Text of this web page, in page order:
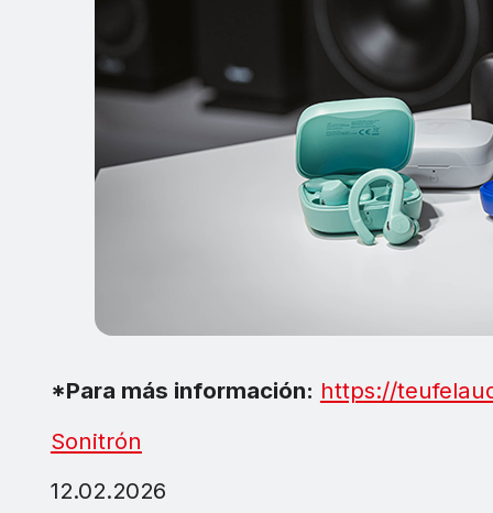
*Para más información: https://
Sonitrón
12.02.2026